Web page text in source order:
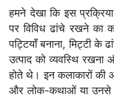
हमने देखा कि इस प्रक्रिया
पर विविध ढांचे रखने का
पट्टियाँ बनाना, मिट्टी के
उत्पाद को व्यवस्थि रखना
होते थे। इन कलाकारों की
और लोक-कथाओं या उनसे